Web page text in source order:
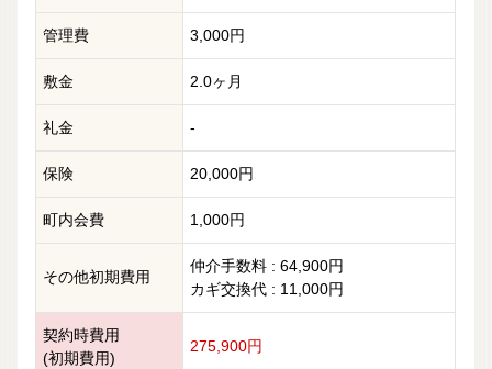
管理費 3,000円
敷金 2.0ヶ月
礼金 -
保険 20,000円
町内会費 1,000円
その他初期費用
仲介手数料 : 64,900円
カギ交換代 : 11,000円
契約時費用
(初期費用)
275,900円